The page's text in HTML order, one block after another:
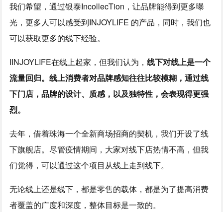
我们希望，通过银泰IncollecTion，让品牌能得到更多曝
光，更多人可以感受到INJOYLIFE 的产品，同时，我们也
可以获取更多的线下经验。
IINJOYLIFE在线上起家，但我们认为，线下对线上是一个
流量回归。线上消费者对品牌感知往往比较模糊，通过线
下门店，品牌的设计、质感，以及独特性，会表现得更强
烈。
去年，借着珠海一个全新商场招商的契机，我们开设了线
下旗舰店。尽管疫情期间，大家对线下店热情不高，但我
们觉得，可以通过这个项目从线上走到线下。
无论线上还是线下，都是零售的载体，都是为了提高消费
者覆盖的广度和深度，整体目标是一致的。